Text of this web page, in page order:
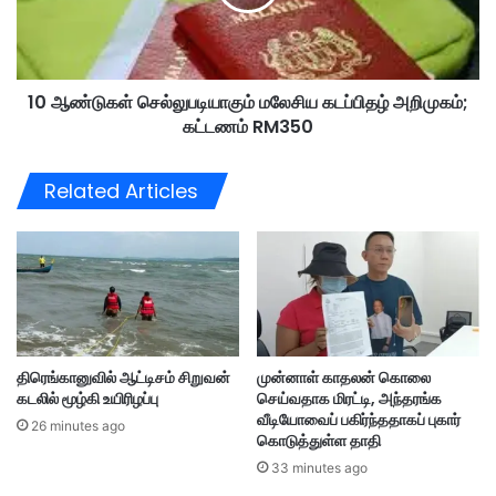
ர்
ளி
கை
ல்
பு
கு
ந்
து
டை
உ
த
வி
யா
க
செ
ல்
லு
யா
கு
லே
சி
ய
க
ட
ப்
பி
த
10 ஆண்டுகள் செல்லுபடியாகும் மலேசிய கடப்பிதழ் அறிமுகம்;
கட்டணம் RM350
Related Articles
திரெங்கானுவில் ஆட்டிசம் சிறுவன்
கடலில் மூழ்கி உயிரிழப்பு
26 minutes ago
முன்னாள் காதலன் கொலை
செய்வதாக மிரட்டி, அந்தரங்க
வீடியோவைப் பகிர்ந்ததாகப் புகார்
கொடுத்துள்ள தாதி
33 minutes ago